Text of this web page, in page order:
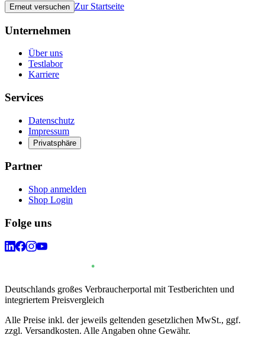
Erneut versuchen Zur Startseite
Unternehmen
Über uns
Testlabor
Karriere
Services
Datenschutz
Impressum
Privatsphäre
Partner
Shop anmelden
Shop Login
Folge uns
Deutschlands großes Verbraucherportal mit Testberichten und
integriertem Preisvergleich
Alle Preise inkl. der jeweils geltenden gesetzlichen MwSt., ggf.
zzgl. Versandkosten. Alle Angaben ohne Gewähr.